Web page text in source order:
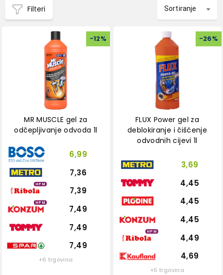
Filteri Sortiranje
-12%
MR MUSCLE gel za
odčepljivanje odvoda 1l
6,99
7,36
HPM
7,39
HPM
7,49
7,49
7,49
+6 trgovina
-26%
FLUX Power gel za
deblokiranje i čišćenje
odvodnih cijevi 1l
3,69
4,45
4,45
4,45
HPM
4,49
4,69
+5 trgovina